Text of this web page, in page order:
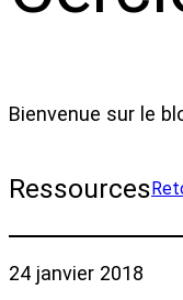
Bienvenue sur le
Ressources
24 janvier 2018